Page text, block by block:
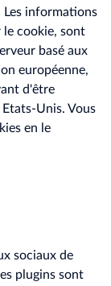
Les informations
le cookie, sont
basé aux
européenne,
d'être
Unis. Vous
en le
sociaux de
plugins sont